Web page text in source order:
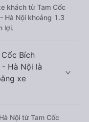
khách từ Tam Cốc
Hà Nội khoảng 1.3
lợi.
Bích
Hà Nội là
xe
Nội từ Tam Cốc